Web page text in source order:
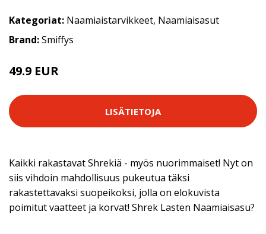
Kategoriat: Naamiaistarvikkeet, Naamiaisasut
Brand:Smiffys
49.9 EUR
LISÄTIETOJA
Kaikki rakastavat Shrekiä - myös nuorimmaiset! Nyt on
siis vihdoin mahdollisuus pukeutua täksi
rakastettavaksi suopeikoksi, jolla on elokuvista
poimitut vaatteet ja korvat! Shrek Lasten Naamiaisasu?